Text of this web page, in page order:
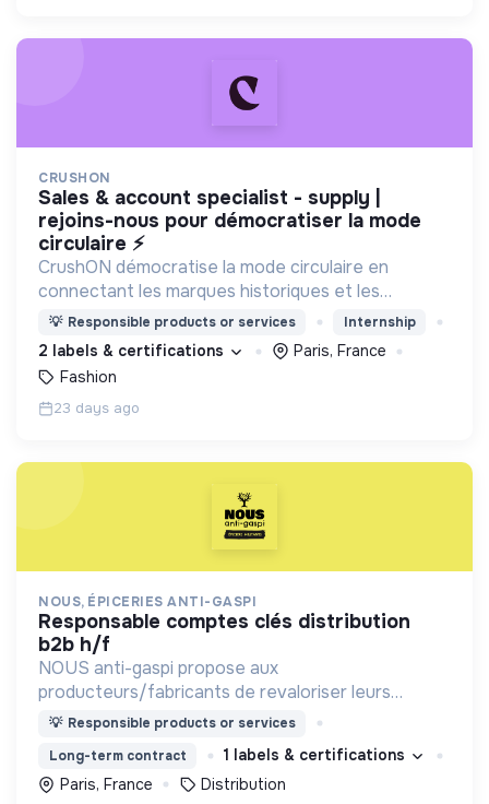
CRUSHON
sales & account specialist - supply |
rejoins-nous pour démocratiser la mode
circulaire ⚡
CrushON démocratise la mode circulaire en
connectant les marques historiques et les
détaillants aux professionnels de la mode de
seconde main, pour développer leur propre offre
de mode circulaire.
💡 Responsible products or services Internship
2 labels & certifications
Paris, France
Fashion
23 days ago
NOUS, ÉPICERIES ANTI-GASPI
responsable comptes clés distribution
b2b h/f
NOUS anti-gaspi propose aux
producteurs/fabricants de revaloriser leurs
produits déclassés et invendus à prix juste et
consommation qualitatif et éco-responsable
💡 Responsible products or services
Long-term contract
1 labels & certifications
Paris, France
Distribution